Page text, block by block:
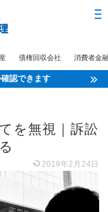
債権回収会社 消費者金
認できます
を無視｜訴訟
2019年2月24日